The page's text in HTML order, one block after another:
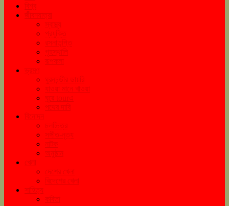
বিশ্ব
জীবনযাত্রা
স্বাস্থ্য
প্রযুক্তি
রসনাতৃপ্তি
গৃহস্থালি
রূপকলা
ভ্রমণ
ঘুরনচন্ডীর ডায়রি
যাওয়া মানে খাওয়া
ঘুরে tourএ
পথের দাবি
বিনোদন
চলচ্চিত্র
সঙ্গীত-নৃত্য
নাটক
অনুষ্ঠান
খেলা
দেশের খেলা
বিদেশের খেলা
সাহিত্য
কবিতা